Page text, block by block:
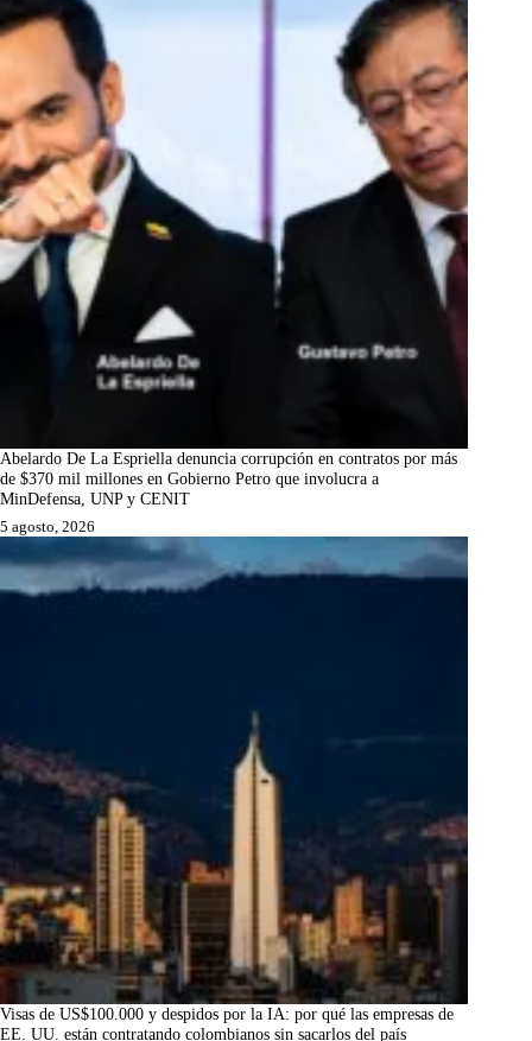
Abelardo De La Espriella denuncia corrupción en contratos por más
de $370 mil millones en Gobierno Petro que involucra a
MinDefensa, UNP y CENIT
5 agosto, 2026
Visas de US$100.000 y despidos por la IA: por qué las empresas de
EE. UU. están contratando colombianos sin sacarlos del país